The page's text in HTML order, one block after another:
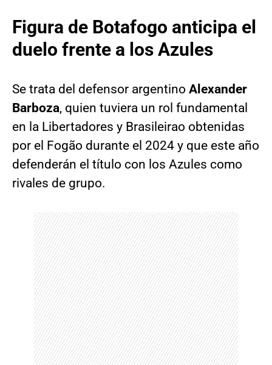
Figura de Botafogo anticipa el
duelo frente a los Azules
Se trata del defensor argentino Alexander
Barboza, quien tuviera un rol fundamental
en la Libertadores y Brasileirao obtenidas
por el Fogão durante el 2024 y que este año
defenderán el título con los Azules como
rivales de grupo.